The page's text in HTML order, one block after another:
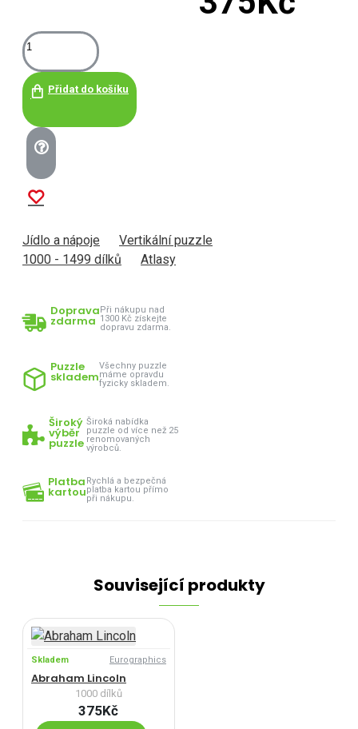
Přidat do košíku
Jídlo a nápoje
Vertikální puzzle
1000 - 1499 dílků
Atlasy
Doprava
zdarma
Při nákupu nad
1300 Kč získejte
dopravu zdarma.
Puzzle
skladem
Všechny puzzle
máme opravdu
fyzicky skladem.
Široký
výběr
puzzle
Široká nabídka
puzzle od více než 25
renomovaných
výrobců.
Platba
kartou
Rychlá a bezpečná
platba kartou přímo
při nákupu.
Související produkty
Skladem Eurographics
Abraham Lincoln
1000 dílků
375Kč